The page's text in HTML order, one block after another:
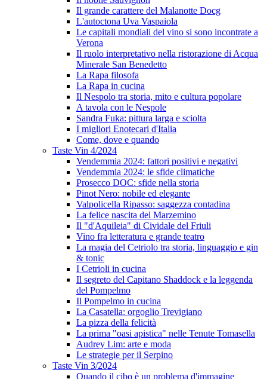
Il grande carattere del Malanotte Docg
L'autoctona Uva Vaspaiola
Le capitali mondiali del vino si sono incontrate a
Verona
Il ruolo interpretativo nella ristorazione di Acqua
Minerale San Benedetto
La Rapa filosofa
La Rapa in cucina
Il Nespolo tra storia, mito e cultura popolare
A tavola con le Nespole
Sandra Fuka: pittura larga e sciolta
I migliori Enotecari d'Italia
Come, dove e quando
Taste Vin 4/2024
Vendemmia 2024: fattori positivi e negativi
Vendemmia 2024: le sfide climatiche
Prosecco DOC: sfide nella storia
Pinot Nero: nobile ed elegante
Valpolicella Ripasso: saggezza contadina
La felice nascita del Marzemino
Il "d'Aquileia" di Cividale del Friuli
Vino fra letteratura e grande teatro
La magia del Cetriolo tra storia, linguaggio e gin
& tonic
I Cetrioli in cucina
Il segreto del Capitano Shaddock e la leggenda
del Pompelmo
Il Pompelmo in cucina
La Casatella: orgoglio Trevigiano
La pizza della felicità
La prima "oasi apistica" nelle Tenute Tomasella
Audrey Lim: arte e moda
Le strategie per il Serpino
Taste Vin 3/2024
Quando il cibo è un problema d'immagine